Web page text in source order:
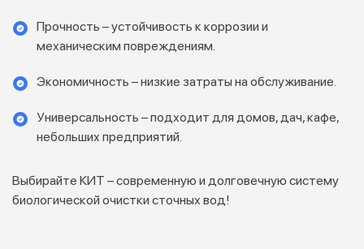
Прочность – устойчивость к коррозии и
механическим повреждениям.
Экономичность – низкие затраты на обслуживание.
Универсальность – подходит для домов, дач, кафе,
небольших предприятий.
Выбирайте КИТ – современную и долговечную систему
биологической очистки сточных вод!